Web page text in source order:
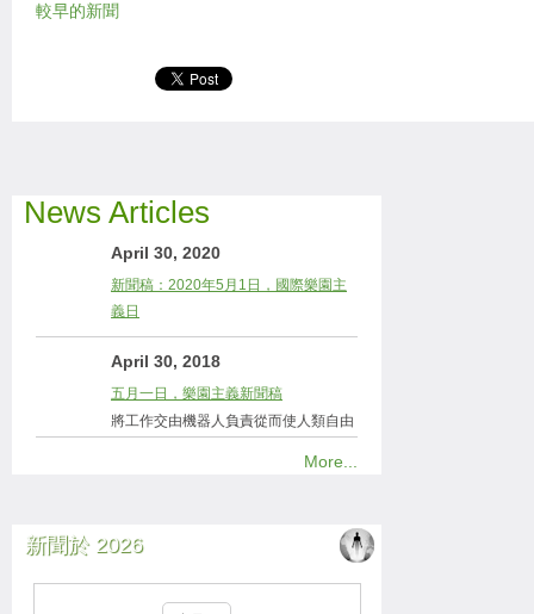
較早的新聞
News Articles
April 30, 2020
新聞稿：2020年5月1日，國際樂園主
義日
April 30, 2018
五月一日，樂園主義新聞稿
將工作交由機器人負責從而使人類自由
More...
新聞於 2026